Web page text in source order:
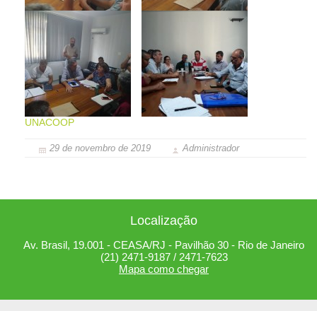
UNACOOP
29 de novembro de 2019 Administrador
Localização
Av. Brasil, 19.001 - CEASA/RJ - Pavilhão 30 - Rio de Janeiro
(21) 2471-9187 / 2471-7623
Mapa como chegar